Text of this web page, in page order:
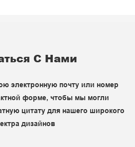
С Нами
электронную почту или номер
форме, чтобы мы могли
цитату для нашего широкого
дизайнов